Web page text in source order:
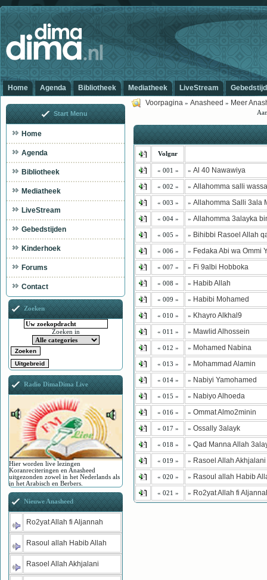
Home Agenda Bibliotheek Mediatheek LiveStream
Voorpagina » Anasheed » Meer
Volgnr
« 001 » » Al 40 Nawawiya
« 002 » » Allahomma salli
« 003 » » Allahomma Salli 3ala
« 004 » » Allahomma 3alayka
« 005 » » Bihibbi Rasoel Allah
« 006 » » Fedaka Abi wa Ommi
« 007 » » Fi 9albi Hobboka
« 008 » » Habib Allah
« 009 » » Habibi Mohamed
« 010 » » Khayro Alkhal9
« 011 » » Mawlid Alhossein
« 012 » » Mohamed Nabina
« 013 » » Mohammad Alamin
« 014 » » Nabiyi Yamohamed
« 015 » » Nabiyo Alhoeda
« 016 » » Ommat Almo2minin
« 017 » » Ossally 3alayk
« 018 » » Qad Manna Allah
« 019 » » Rasoel Allah Akhjalani
« 020 » » Rasoul allah Habib
« 021 » » Ro2yat Allah fi
Start Menu
Home
Agenda
Bibliotheek
Mediatheek
LiveStream
Gebedstijden
Kinderhoek
Forums
Contact
Zoeken
Zoeken in
Radio DimaDima Live
Hier worden live lezingen
Koranreciteringen en Anasheed
uitgezonden zowel in het Nederlands als
in het Arabisch en Berbers.
Nieuwe Anasheed
Ro2yat Allah fi Aljannah
Rasoul allah Habib Allah
Rasoel Allah Akhjalani